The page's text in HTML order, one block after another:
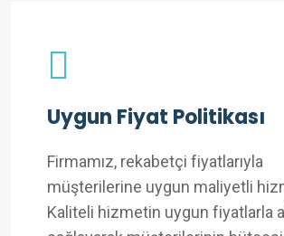
Uygun Fiyat Politikası
Firmamız, rekabetçi fiyatlarıyla
müşterilerine uygun maliyetli
Kaliteli hizmetin uygun fiyatlarla